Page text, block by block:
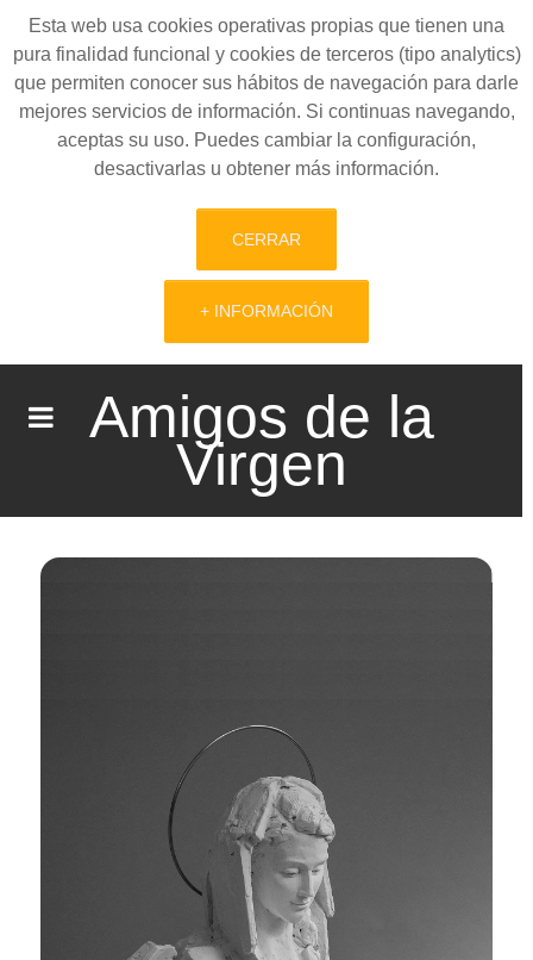
Esta web usa cookies operativas propias que tienen una
pura finalidad funcional y cookies de terceros (tipo analytics)
que permiten conocer sus hábitos de navegación para darle
mejores servicios de información. Si continuas navegando,
aceptas su uso. Puedes cambiar la configuración,
desactivarlas u obtener más información.
CERRAR
+ INFORMACIÓN
Amigos de la
Virgen